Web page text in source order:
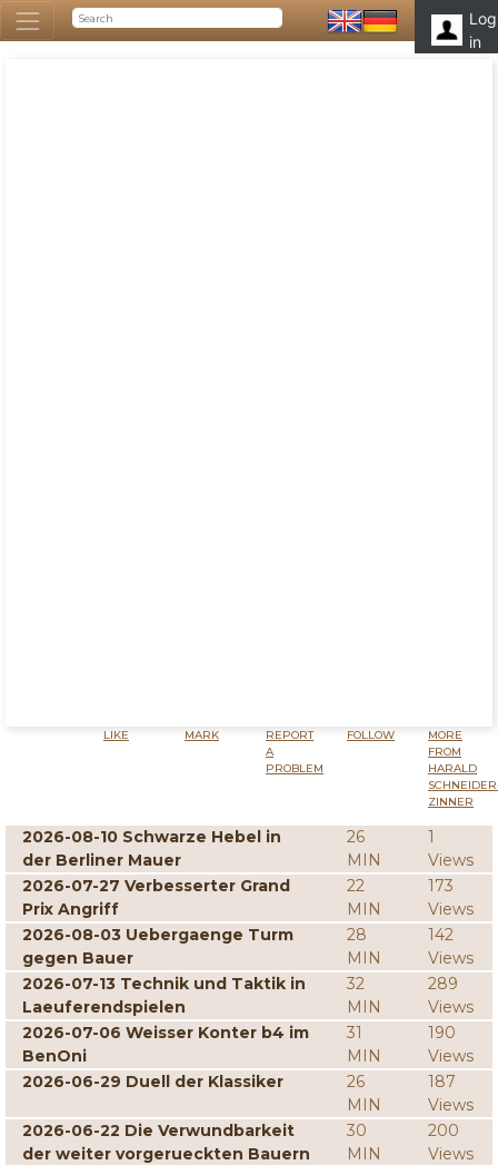
Log
in
LIKE MARK
REPORT
A
PROBLEM
FOLLOW
MORE
FROM
HARALD
ZINNER
2026-08-10 Schwarze Hebel in
der Berliner Mauer
26
MIN
1
Views
2026-07-27 Verbesserter Grand
Prix Angriff
22
MIN
173
Views
2026-08-03 Uebergaenge Turm
gegen Bauer
28
MIN
142
Views
2026-07-13 Technik und Taktik in
Laeuferendspielen
32
MIN
289
Views
2026-07-06 Weisser Konter b4 im
BenOni
31
MIN
190
Views
2026-06-29 Duell der Klassiker
26
MIN
187
Views
2026-06-22 Die Verwundbarkeit
der weiter vorgerueckten Bauern
30
MIN
200
Views